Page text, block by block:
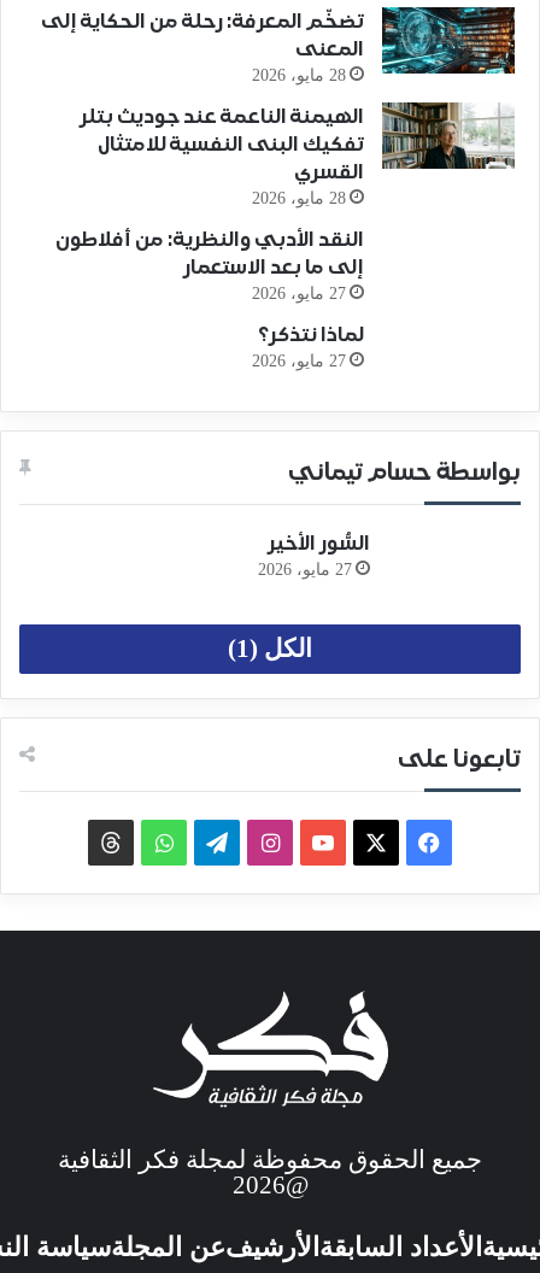
تضخّم المعرفة: رحلة من الحكاية إلى
المعنى
28 مايو، 2026
الهيمنة الناعمة عند جوديث بتلر
تفكيك البنى النفسية للامتثال
القسري
28 مايو، 2026
النقد الأدبي والنظرية: من أفلاطون
إلى ما بعد الاستعمار
27 مايو، 2026
لماذا نتذكر؟
27 مايو، 2026
بواسطة حسام تيماني
السُّور الأخير
27 مايو، 2026
الكل (1)
تابعونا على
جميع الحقوق محفوظة لمجلة فكر الثقافية
@2026
الأعداد السابقة الأرشيفعن المجلةسياسة